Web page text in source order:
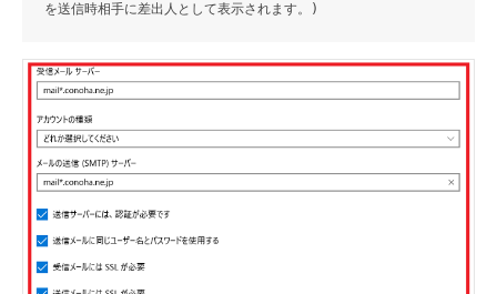
を送信時相手に差出人として表示されます。)